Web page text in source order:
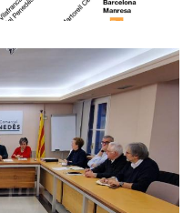
Del Baix
De 500.000€
Través Del
29